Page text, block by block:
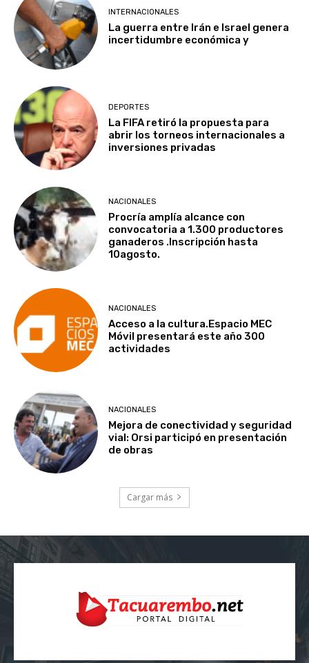
INTERNACIONALES
La guerra entre Irán e Israel genera
incertidumbre económica y
DEPORTES
La FIFA retiró la propuesta para
abrir los torneos internacionales a
inversiones privadas
NACIONALES
Procría amplía alcance con
convocatoria a 1.300 productores
ganaderos .Inscripción hasta
10agosto.
NACIONALES
Acceso a la cultura.Espacio MEC
Móvil presentará este año 300
actividades
NACIONALES
Mejora de conectividad y seguridad
vial: Orsi participó en presentación
de obras
Cargar más